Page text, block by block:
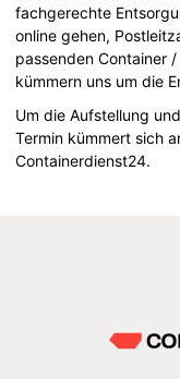
fachgerechte
online gehen,
passenden Container
kümmern uns um die
Um die Aufstellung
Termin kümmert sich
Containerdienst24.